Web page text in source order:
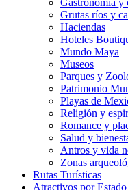
Gastronomía y
Grutas ríos y
Haciendas
Hoteles
Mundo Maya
Museos
Parques y
Patrimonio
Playas de
Religión y
Romance y
Salud y
Antros y vida
Zonas
Rutas Turísticas
Atractivos por Estado